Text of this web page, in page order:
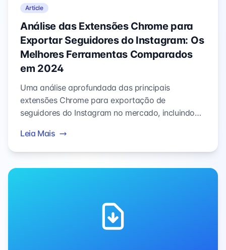
Article
Análise das Extensões Chrome para
Exportar Seguidores do Instagram: Os
Melhores Ferramentas Comparados
em 2024
Uma análise aprofundada das principais
extensões Chrome para exportação de
seguidores do Instagram no mercado, incluindo
avaliações de segurança e análise de experiência
do usuário para ajudar você a escolher a solução
Leia Mais